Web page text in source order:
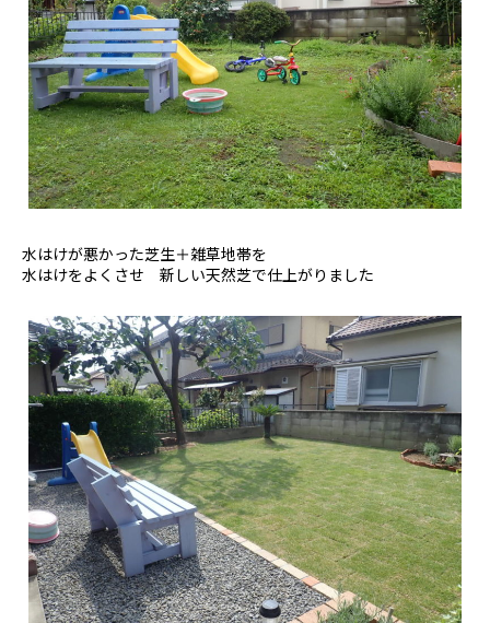
水はけが悪かった芝生＋雑草地帯を
水はけをよくさせ 新しい天然芝で仕上がりました